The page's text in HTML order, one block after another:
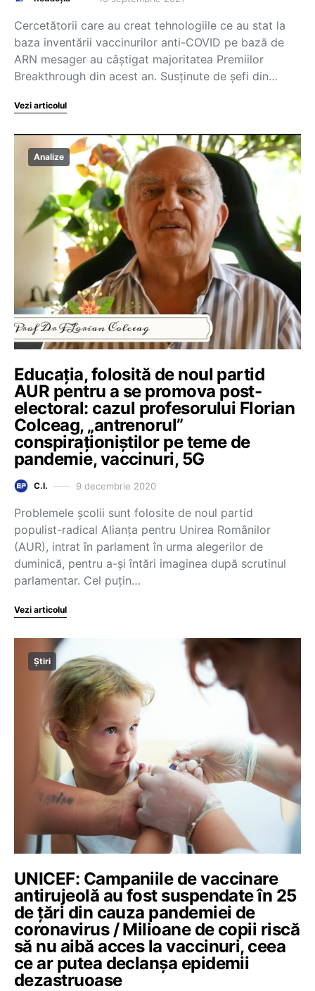
Cercetătorii care au creat tehnologiile ce au stat la
baza inventării vaccinurilor anti-COVID pe bază de
ARN mesager au câștigat majoritatea Premiilor
Breakthrough din acest an. Susținute de șefi din…
Vezi articolul
Analize
Educația, folosită de noul partid
AUR pentru a se promova post-
electoral: cazul profesorului Florian
Colceag, „antrenorul”
conspiraționiștilor pe teme de
pandemie, vaccinuri, 5G
C.I. 9 decembrie 2020
Problemele școlii sunt folosite de noul partid
populist-radical Alianța pentru Unirea Românilor
(AUR), intrat în parlament în urma alegerilor de
duminică, pentru a-și întări imaginea după scrutinul
parlamentar. Cel puțin…
Vezi articolul
Știri
UNICEF: Campaniile de vaccinare
antirujeolă au fost suspendate în 25
de ţări din cauza pandemiei de
coronavirus / Milioane de copii riscă
să nu aibă acces la vaccinuri, ceea
ce ar putea declanșa epidemii
dezastruoase